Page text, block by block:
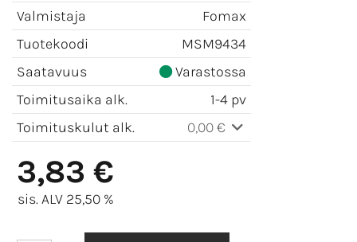
Valmistaja
Fomax
Tuotekoodi
MSM9434
Saatavuus
Varastossa
Toimitusaika alk.
1-4 pv
Toimituskulut alk.
0,00 €
3,83 €
sis. ALV 25,50 %